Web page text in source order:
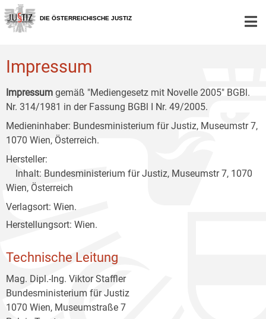
Zur
Hauptnavigation
[1]
Zum
Inhalt
[2]
Zum
Untermenü
[3]
DIE ÖSTERREICHISCHE JUSTIZ
Impressum
Impressum gemäß "Mediengesetz mit Novelle 2005" BGBl.
Nr. 314/1981 in der Fassung BGBl I Nr. 49/2005.
Medieninhaber: Bundesministerium für Justiz, Museumstr 7,
1070 Wien, Österreich.
Hersteller:
Inhalt: Bundesministerium für Justiz, Museumstr 7, 1070
Wien, Österreich
Verlagsort: Wien.
Herstellungsort: Wien.
Technische Leitung
Mag. Dipl.-Ing. Viktor Staffler
Bundesministerium für Justiz
1070 Wien, Museumstraße 7